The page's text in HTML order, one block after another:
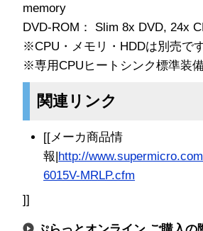
memory
DVD-ROM： Slim 8x DVD, 24x
※CPU・メモリ・HDDは別売で
※専用CPUヒートシンク標準装
関連リンク
[[メーカ商品情
報|http://
6015V-MRLP.cfm
]]